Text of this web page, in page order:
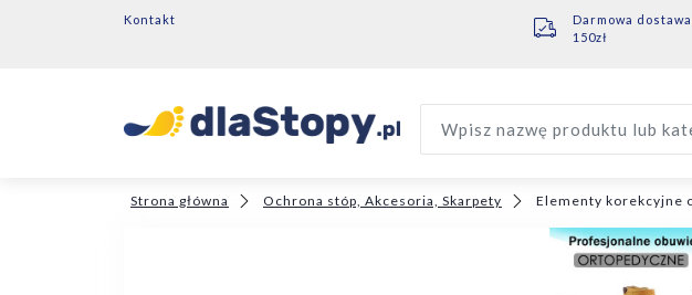
Kontakt
Darmowa
150zł
Wpisz nazwę produktu lub
Strona główna Ochrona stóp, Akcesoria, Skarpety Elementy korekcyjne